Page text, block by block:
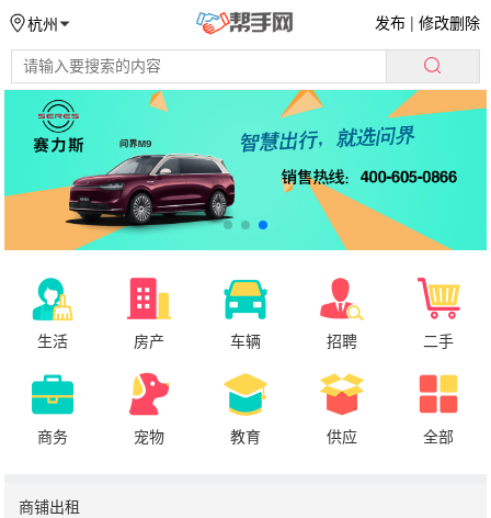
杭州 发布 |修改删除
生活 房产 车辆 招聘 二手
商务 宠物 教育 供应 全部
商铺出租